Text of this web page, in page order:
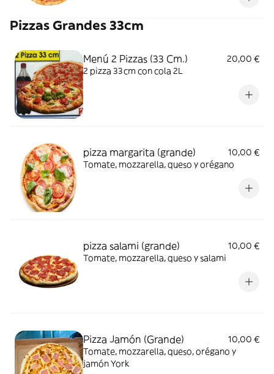
Pizzas Grandes 33cm
Menú 2 Pizzas (33 Cm.)
20,00 €
2 pizza 33cm con cola 2L
pizza margarita (grande)
10,00 €
Tomate, mozzarella, queso y orégano
pizza salami (grande)
10,00 €
Tomate, mozzarella, queso y salami
Pizza Jamón (Grande)
10,00 €
Tomate, mozzarella, queso, orégano y
jamón York